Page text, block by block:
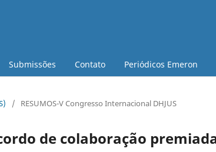
Submissões Contato Periódicos Emeron
/ RESUMOS-V Congresso Internacional DHJUS
de colaboração